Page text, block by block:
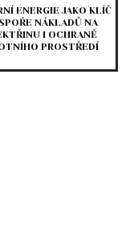
ENERGIE JAKO KLÍČ
NÁKLADŮ NA
I OCHRANĚ
PROSTŘEDÍ